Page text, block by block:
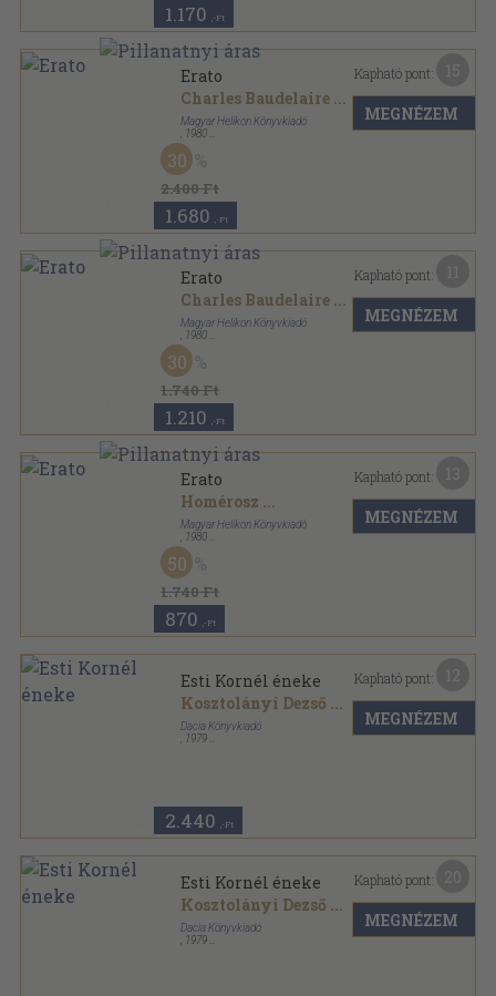
1.170 ,-Ft
Erato
Charles Baudelaire ...
Magyar Helikon Könyvkiadó
1980
Nyl kötés
2.400 Ft
30
1.680 ,-Ft
Kapható pont:
MEGNÉZEM
Erato
Charles Baudelaire ...
Magyar Helikon Könyvkiadó
1980
Vászon
1.740 Ft
30
1.210 ,-Ft
Kapható pont:
MEGNÉZEM
Erato
Homérosz ...
Magyar Helikon Könyvkiadó
1980
Fűzött kemény papírkötés
1.740 Ft
50
870 ,-Ft
Kapható pont:
MEGNÉZEM
Esti Kornél éneke
Kosztolányi Dezső ...
Dacia Könyvkiadó
1979
2.440 ,-Ft
Kapható pont:
MEGNÉZEM
Esti Kornél éneke
Kosztolányi Dezső ...
Dacia Könyvkiadó
1979
Kapható pont:
MEGNÉZEM